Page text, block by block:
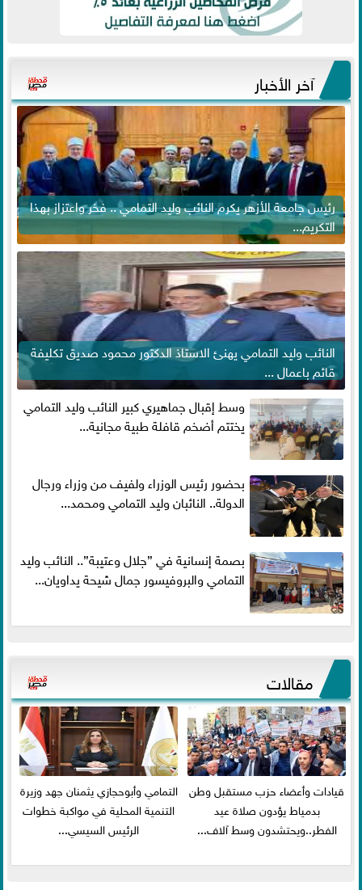
آخر الأخبار
رئيس جامعة الأزهر يكرم النائب وليد التمامي .. فخر واعتزاز بهذا
التكريم...
النائب وليد التمامي يهنئ الاستاذ الدكتور محمود صديق تكليفة
قائم باعمال ...
وسط إقبال جماهيري كبير النائب وليد التمامي
يختتم أضخم قافلة طبية مجانية...
بحضور رئيس الوزراء ولفيف من وزراء ورجال
الدولة.. النائبان وليد التمامي ومحمد...
بصمة إنسانية في ”جلال وعتيبة”.. النائب وليد
التمامي والبروفيسور جمال شيحة يداويان...
مقالات
قيادات وأعضاء حزب مستقبل وطن
بدمياط يؤدون صلاة عيد
الفطر..ويحتشدون وسط آلاف...
التمامي وأبوحجازي يثمنان جهد وزيرة
التنمية المحلية في مواكبة خطوات
الرئيس السيسي...